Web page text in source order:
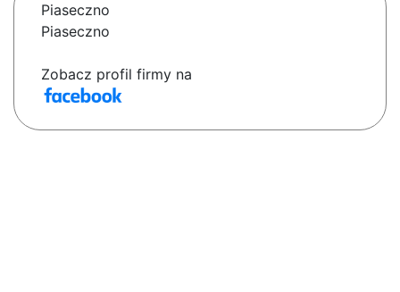
Piaseczno
Piaseczno
Zobacz profil firmy na